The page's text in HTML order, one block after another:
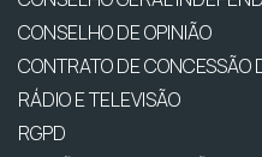
CONSELHO DE OPINIÃO
CONTRATO DE CONCESSÃO
RÁDIO E TELEVISÃO
RGPD